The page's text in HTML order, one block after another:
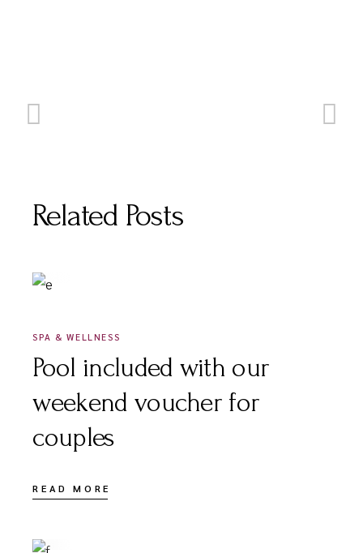
Related Posts
SPA & WELLNESS
Pool included with our
weekend voucher for
couples
READ MORE